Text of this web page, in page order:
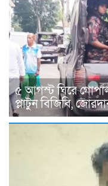
৫ আগস্ট ঘিরে
প্লাটুন বিজিবি,